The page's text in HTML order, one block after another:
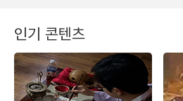
인기 콘텐츠